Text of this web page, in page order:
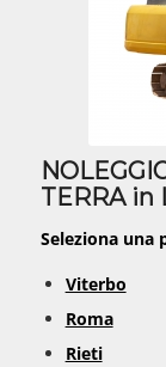
TERRA in
Seleziona una
Viterbo
Roma
Rieti